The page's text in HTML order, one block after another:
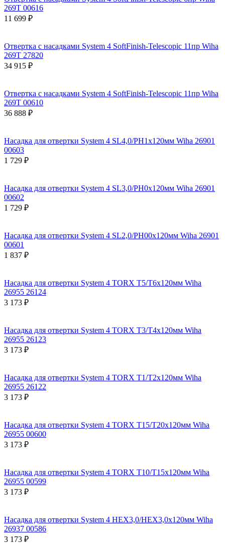
269T 00616
11 699 ₽
Отвертка с насадками System 4 SoftFinish-Telescopic 11пр Wiha
269T 27820
34 915 ₽
Отвертка с насадками System 4 SoftFinish-Telescopic 11пр Wiha
269T 00610
36 888 ₽
Насадка для отвертки System 4 SL4,0/PH1x120мм Wiha 26901
00603
1 729 ₽
Насадка для отвертки System 4 SL3,0/PH0x120мм Wiha 26901
00602
1 729 ₽
Насадка для отвертки System 4 SL2,0/PH00x120мм Wiha 26901
00601
1 837 ₽
Насадка для отвертки System 4 TORX T5/T6х120мм Wiha
26955 26124
3 173 ₽
Насадка для отвертки System 4 TORX T3/T4х120мм Wiha
26955 26123
3 173 ₽
Насадка для отвертки System 4 TORX T1/T2х120мм Wiha
26955 26122
3 173 ₽
Насадка для отвертки System 4 TORX T15/T20х120мм Wiha
26955 00600
3 173 ₽
Насадка для отвертки System 4 TORX T10/T15х120мм Wiha
26955 00599
3 173 ₽
Насадка для отвертки System 4 HEX3,0/HEX3,0x120мм Wiha
26937 00586
3 173 ₽